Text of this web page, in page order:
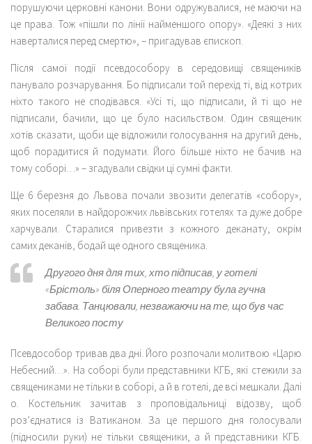
порушуючи церковні канони. Вони одружувалися, не маючи на
це права. Тож «пішли по лінії найменшого опору». «Деякі з них
наверталися перед смертю», – пригадував єпископ.
Після самої події псевдособору в середовищі священиків
панувало розчарування. Бо підписали той перехід ті, від котрих
ніхто такого не сподівався. «Усі ті, що підписали, й ті що не
підписали, бачили, що це було насильством. Один священик
хотів сказати, щоби ще відложили голосування на другий день,
щоб порадитися й подумати. Його більше ніхто не бачив на
тому соборі…» – згадували свідки ці сумні факти.
Ще 6 березня до Львова почали звозити делегатів «собору»,
яких поселяли в найдорожчих львівських готелях та дуже добре
харчували. Старалися привезти з кожного деканату, окрім
самих деканів, бодай ще одного священика.
Другого дня для тих, хто підписав, у готелі
«Брістоль» біля Оперного театру була гучна
забава. Танцювали, незважаючи на те, що був час
Великого посту
Псевдособор тривав два дні. Його розпочали молитвою «Царю
Небесний…». На соборі були представники КГБ, які стежили за
священиками не тільки в соборі, а й в готелі, де всі мешкали. Далі
о. Костельник зачитав з проповідальниці відозву, щоб
роз’єднатися із Ватиканом. За це першого дня голосували
(підносили руки) не тільки священики, а й представники КГБ.